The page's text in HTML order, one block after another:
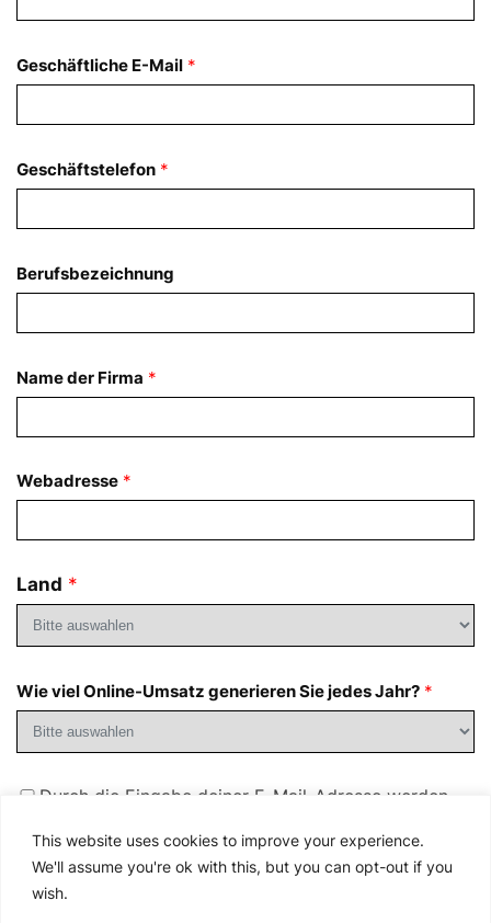
This website uses cookies to improve your experience.
We'll assume you're ok with this, but you can opt-out if you
wish.
Geschäftliche E-Mail *
Geschäftstelefon *
Berufsbezeichnung
Name der Firma *
Webadresse *
Land *
Wie viel Online-Umsatz generieren Sie jedes Jahr? *
Durch die Eingabe deiner E-Mail-Adresse werden
den an dieser Veranstaltung beteiligten
Partnerunternehmen zugesandt. Du kannst dich
jederzeit wieder abmelden. Lies unsere